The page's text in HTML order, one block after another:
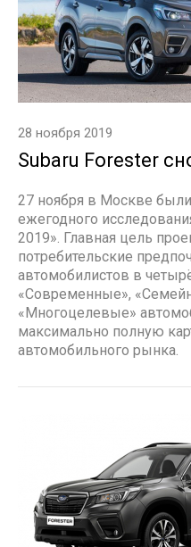
28 ноября 2019
Subaru Forester
27 ноября в Москве
ежегодного
2019». Главная цель
потребительские
автомобилистов в
«Современные»,
«Многоцелевые»
максимально полную
автомобильного рынка.